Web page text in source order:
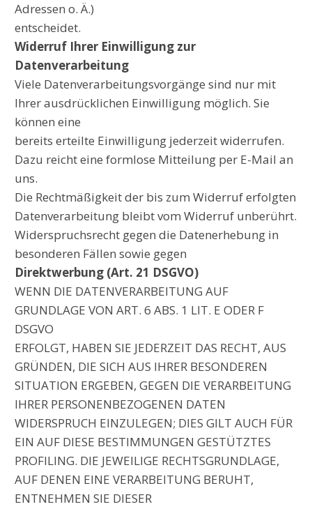
Adressen o. Ä.)
entscheidet.
Widerruf Ihrer Einwilligung zur
Datenverarbeitung
Viele Datenverarbeitungsvorgänge sind nur mit
Ihrer ausdrücklichen Einwilligung möglich. Sie
können eine
bereits erteilte Einwilligung jederzeit widerrufen.
Dazu reicht eine formlose Mitteilung per E-Mail an
uns.
Die Rechtmäßigkeit der bis zum Widerruf erfolgten
Datenverarbeitung bleibt vom Widerruf unberührt.
Widerspruchsrecht gegen die Datenerhebung in
besonderen Fällen sowie gegen
Direktwerbung (Art. 21 DSGVO)
WENN DIE DATENVERARBEITUNG AUF
GRUNDLAGE VON ART. 6 ABS. 1 LIT. E ODER F
DSGVO
ERFOLGT, HABEN SIE JEDERZEIT DAS RECHT, AUS
GRÜNDEN, DIE SICH AUS IHRER BESONDEREN
SITUATION ERGEBEN, GEGEN DIE VERARBEITUNG
IHRER PERSONENBEZOGENEN DATEN
WIDERSPRUCH EINZULEGEN; DIES GILT AUCH FÜR
EIN AUF DIESE BESTIMMUNGEN GESTÜTZTES
PROFILING. DIE JEWEILIGE RECHTSGRUNDLAGE,
AUF DENEN EINE VERARBEITUNG BERUHT,
ENTNEHMEN SIE DIESER